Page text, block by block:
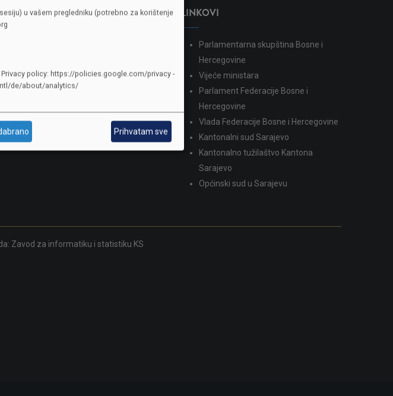
KONTAKTI
Čauševića 1
387 33 562-044
skupstina@skupstina.ks.gov.ba
LINKOVI
Parlamentarna skupština Bosne i
Hercegovine
Vijeće ministara
Parlament Federacije Bosne i
Hercegovine
Vlada Federacije Bosne i Hercegovine
Kantonalni sud Sarajevo
Kantonalno tužilaštvo Kantona
Sarajevo
Općinski sud u Sarajevu
Zavod za informatiku i statistiku KS
u vašem pregledniku (potrebno za korištenje
policy: https://policies.google.com/privacy -
de/about/analytics/
Prihvatam sve